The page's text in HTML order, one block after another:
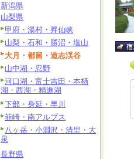
新潟県
山梨県
甲府・湯村・昇仙峡
山梨・石和・勝沼・塩山
大月・都留・道志渓谷
山中湖・忍野
河口湖・富士吉田・本栖
湖・西湖・精進湖
下部・身延・早川
韮崎・南アルプス
八ヶ岳・小淵沢・清里・大
泉
長野県